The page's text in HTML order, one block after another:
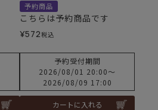
予約商品
こちらは予約商品です
¥572税込
予約受付期間
2026/08/01 20:00〜
2026/08/09 17:00
カートに入れる